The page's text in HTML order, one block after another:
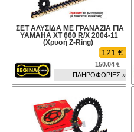
ΣΕΤ ΑΛΥΣΙΔΑ ΜΕ ΓΡΑΝΑΖΙΑ ΓΙΑ
YAMAHA XT 660 R/X 2004-11
(Χρυσή Z-Ring)
121 €
150.04 €
ΠΛΗΡΟΦΟΡΙΕΣ »